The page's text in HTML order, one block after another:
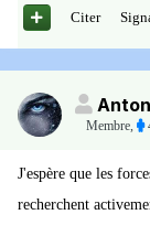
Citer
Membre,
J'espère que les
recherchent